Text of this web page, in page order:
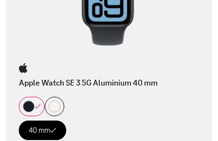
Apple Watch SE 3 5G Aluminium 40 mm
40 mm